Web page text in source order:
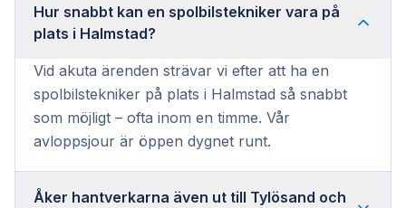
Hur snabbt kan en spolbilstekniker vara på
plats i Halmstad?
Vid akuta ärenden strävar vi efter att ha en
spolbilstekniker på plats i Halmstad så snabbt
som möjligt – ofta inom en timme. Vår
avloppsjour är öppen dygnet runt.
Åker hantverkarna även ut till Tylösand och